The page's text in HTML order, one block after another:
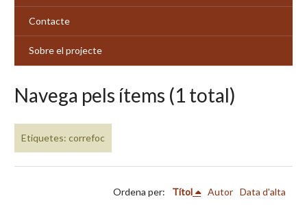
Contacte
Sobre el projecte
Navega pels ítems (1 total)
Etiquetes: correfoc
Ordena per: Títol Autor Data d'alta